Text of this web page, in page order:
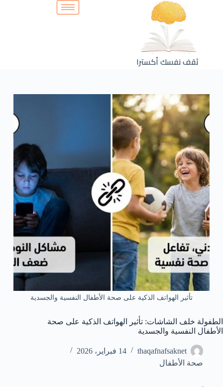
ثقف نفسك أكسترا
تأثير الهواتف الذكية على صحة الأطفال النفسية والجسدية
الطفولة خلف الشاشات: تأثير الهواتف الذكية على صحة
الأطفال النفسية والجسدية
thaqafnafsaknet
14 فبراير، 2026
صحة الأطفال